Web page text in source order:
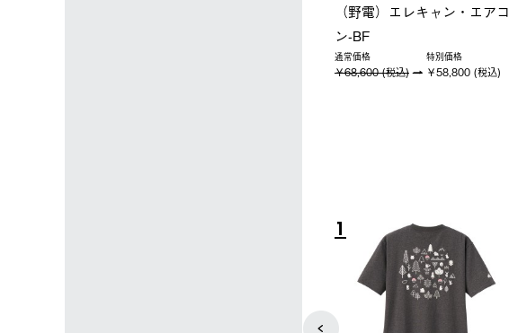
ソーラーブロック 風抜きQセ
ットタープ 250-BG
￥21,800 (税込)
5